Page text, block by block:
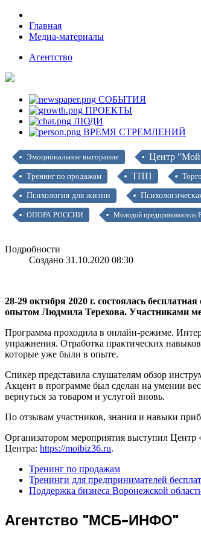
Главная
Медиа-материалы
Агентство
СОБЫТИЯ
ПРОЕКТЫ
ЛЮДИ
ВРЕМЯ СТРЕМЛЕНИЙ
Эмоциональное выгорание Центр "Мой
Тренинг по продажам ТПП
Психология для жизни
ОПОРА РОССИИ Молодой предприниматель
Подробности
Создано 31.10.2020 08:30
28-29 октября 2020 г. состоялась
опытом Людмила Терехова. Участниками
Программа проходила в онлайн-режиме.
упражнения. Отработка практических
которые уже были в опыте.
Спикер представила слушателям обзор
Акцент в программе был сделан на умении
вернуться за товаром и услугой вновь.
По отзывам участников, знания и навыки
Организатором мероприятия выступил
Центра: https://moibiz36.ru.
Тренинг по продажам
Тренинги для предпринимателей
Поддержка бизнеса Воронежской
Агентство "МСБ-ИНФО"